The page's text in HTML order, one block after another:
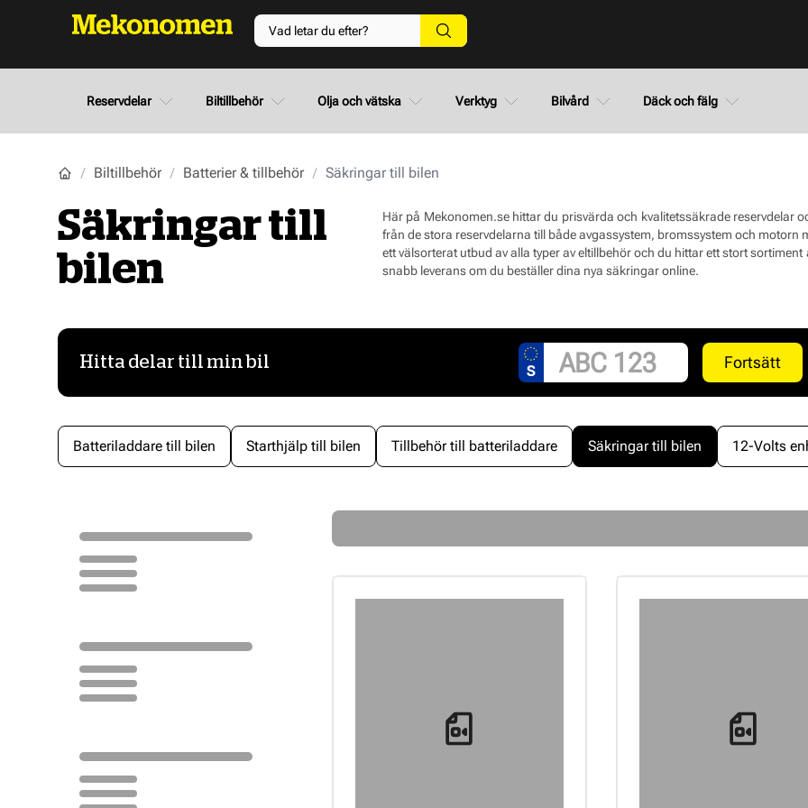
Reservdelar Biltillbehör Olja och vätska Verktyg Bilvård Däck och fälg
Biltillbehör Batterier & tillbehör Säkringar till bilen
Säkringar till
bilen
Här på Mekonomen.se hittar du prisvärda och kvalitetssäkrade reservdelar
från de stora reservdelarna till både avgassystem, bromssystem och
ett välsorterat utbud av alla typer av eltillbehör och du hittar ett stort
snabb leverans om du beställer dina nya säkringar online.
Hitta delar till min bil Fortsätt
Batteriladdare till bilen Starthjälp till bilen Tillbehör till batteriladdare Säkringar till bilen 12-Volts
Loading... Loading...